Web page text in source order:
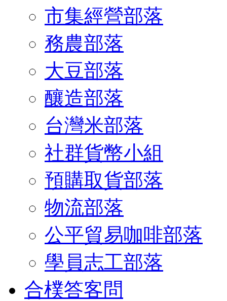
市集經營部落
務農部落
大豆部落
釀造部落
台灣米部落
社群貨幣小組
預購取貨部落
物流部落
公平貿易咖啡部落
學員志工部落
合樸答客問